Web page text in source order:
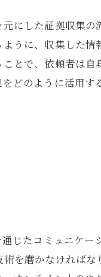
ック
にした証拠収集の
うに、収集した
とで、依頼者は自
どのように活用す
じたコミュニケー
を磨かなければ